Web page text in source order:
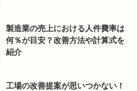
製造業の売上における人件費率は
何％が目安？改善方法や計算式を
紹介
工場の改善提案が思いつかない！